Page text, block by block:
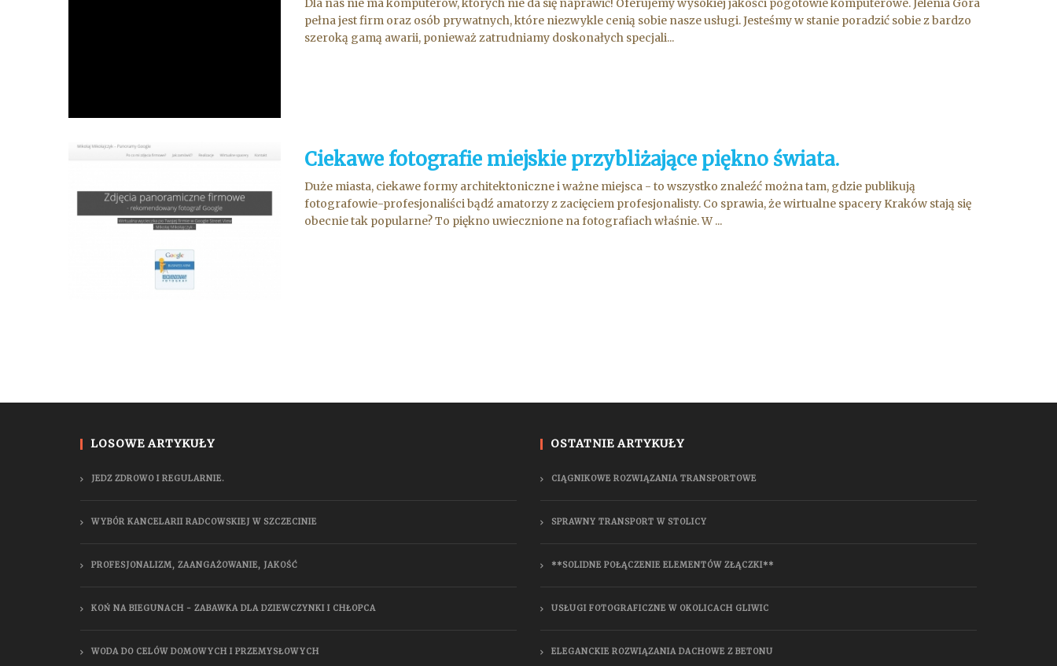
Dla nas nie ma komputerów, których nie da się naprawić! Oferujemy wysokiej jakości pogotowie komputerowe. Jelenia Góra
pełna jest firm oraz osób prywatnych, które niezwykle cenią sobie nasze usługi. Jesteśmy w stanie poradzić sobie z bardzo
szeroką gamą awarii, ponieważ zatrudniamy doskonałych specjali...
Ciekawe fotografie miejskie przybliżające piękno świata.
Duże miasta, ciekawe formy architektoniczne i ważne miejsca - to wszystko znaleźć można tam, gdzie publikują
fotografowie-profesjonaliści bądź amatorzy z zacięciem profesjonalisty. Co sprawia, że wirtualne spacery Kraków stają się
obecnie tak popularne? To piękno uwiecznione na fotografiach właśnie. W ...
LOSOWE ARTYKUŁY
JEDZ ZDROWO I REGULARNIE.
WYBÓR KANCELARII RADCOWSKIEJ W SZCZECINIE
PROFESJONALIZM, ZAANGAŻOWANIE, JAKOŚĆ
KOŃ NA BIEGUNACH - ZABAWKA DLA DZIEWCZYNKI I CHŁOPCA
WODA DO CELÓW DOMOWYCH I PRZEMYSŁOWYCH
OSTATNIE ARTYKUŁY
CIĄGNIKOWE ROZWIĄZANIA TRANSPORTOWE
SPRAWNY TRANSPORT W STOLICY
**SOLIDNE POŁĄCZENIE ELEMENTÓW ZŁĄCZKI**
USŁUGI FOTOGRAFICZNE W OKOLICACH GLIWIC
ELEGANCKIE ROZWIĄZANIA DACHOWE Z BETONU